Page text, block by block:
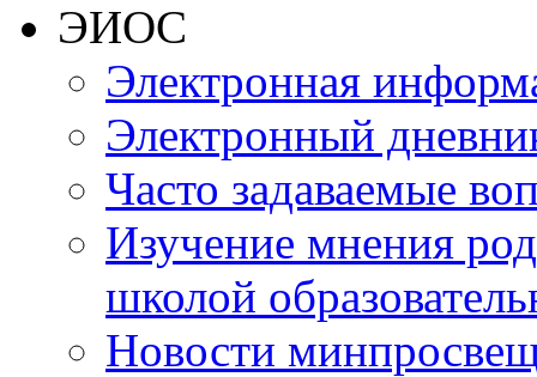
ЭИОС
Электронная
Электронный
Часто задаваемые
Изучение мнения
школой
Новости